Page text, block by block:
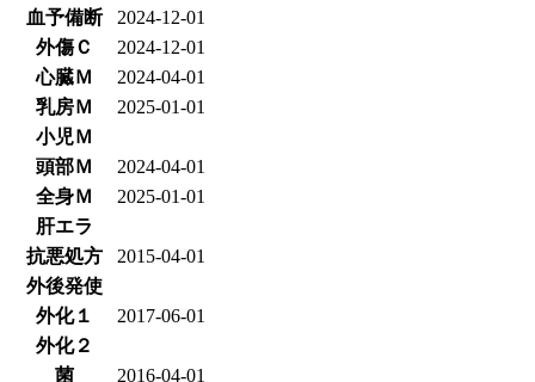
血予備断
2024-12-01
外傷Ｃ
2024-12-01
心臓Ｍ
2024-04-01
乳房Ｍ
2025-01-01
小児Ｍ
頭部Ｍ
2024-04-01
全身Ｍ
2025-01-01
肝エラ
抗悪処方
2015-04-01
外後発使
外化１
2017-06-01
外化２
菌
2016-04-01